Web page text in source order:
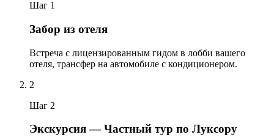
Шаг 1
Забор из отеля
Встреча с лицензированным гидом в лобби вашего
отеля, трансфер на автомобиле с кондиционером.
2
Шаг 2
Экскурсия — Частный тур по Луксору